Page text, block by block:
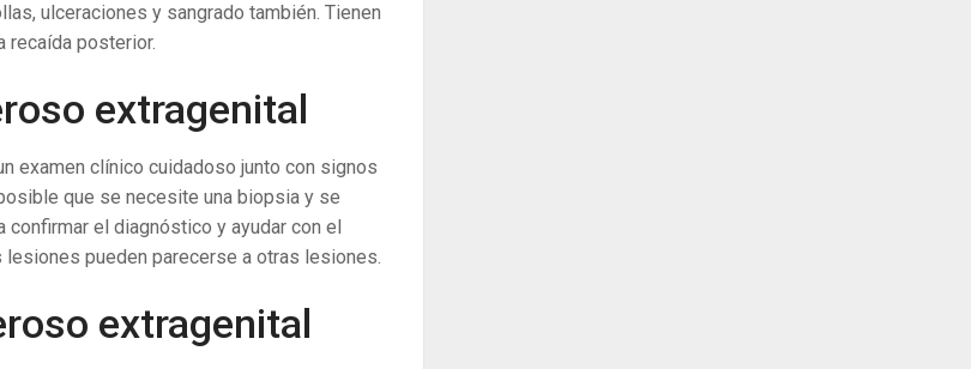
ulceraciones y sangrado también. Tienen
recaída posterior.
extragenital
examen clínico cuidadoso junto con signos
que se necesite una biopsia y se
el diagnóstico y ayudar con el
pueden parecerse a otras lesiones.
extragenital